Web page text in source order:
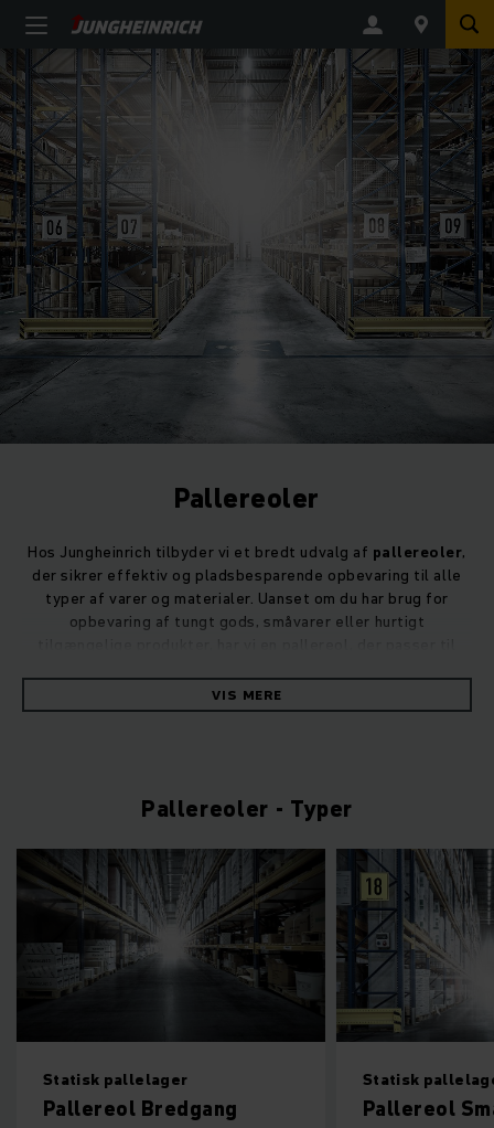
Pallereoler
Hos Jungheinrich tilbyder vi et bredt udvalg af pallereoler,
der sikrer effektiv og pladsbesparende opbevaring til alle
typer af varer og materialer. Uanset om du har brug for
opbevaring af tungt gods, småvarer eller hurtigt
VIS MERE
Pallereoler - Typer
Statisk pallelager
Pallereol Bredgang
Statisk
Pallereol